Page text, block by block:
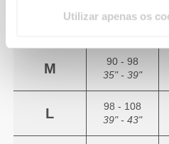
Utilizar apenas os
82 - 90
M
90 - 98
35" - 39"
L
98 - 108
39" - 43"